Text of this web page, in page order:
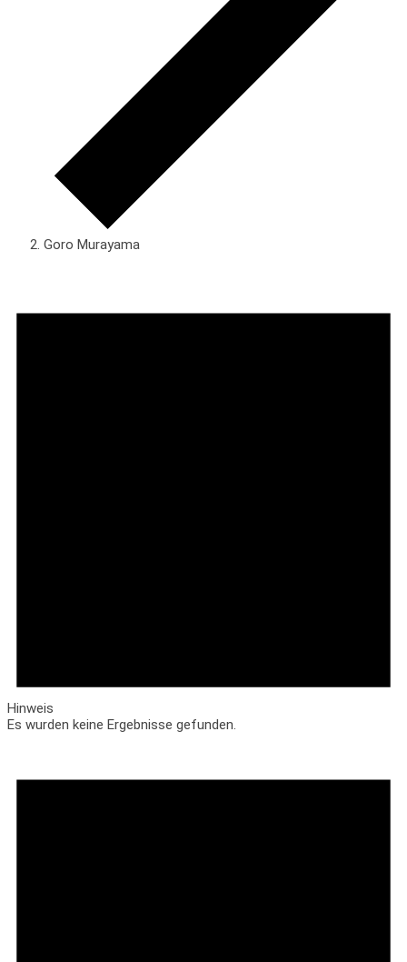
Goro Murayama
Hinweis
Es wurden keine Ergebnisse gefunden.